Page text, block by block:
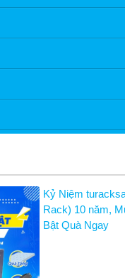
Kỷ Niệm
Rack) 10 năm,
Bật Quà Ngay